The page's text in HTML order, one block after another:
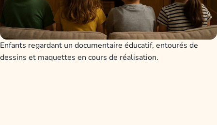
Enfants regardant un documentaire éducatif, entourés de
dessins et maquettes en cours de réalisation.